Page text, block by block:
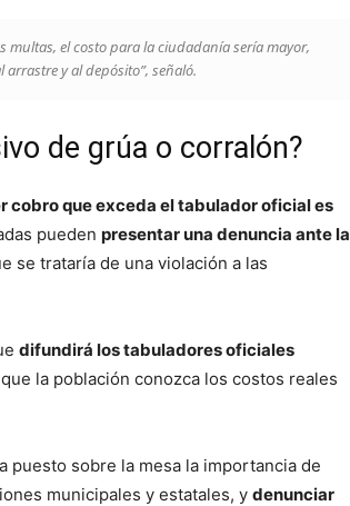
multas, el costo para la ciudadanía sería mayor,
y al depósito”, señaló.
de grúa o corralón?
cobro que exceda el tabulador oficial es
pueden presentar una denuncia ante la
se trataría de una violación a las
difundirá los tabuladores oficiales
la población conozca los costos reales
puesto sobre la mesa la importancia de
municipales y estatales, y denunciar